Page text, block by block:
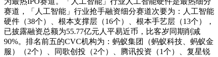
赛道，「人工智能」行业抢手融资细分赛道次要为：人工智能
硬件（38个）、根本支撑层（16个）、根本手艺层（13个），
已披露融资总额为55.77亿元人平易近币，比客岁同期削减
90%。排名前五的CVC机构为：蚂蚁集团（蚂蚁科技、蚂蚁金
服）（2个）、同歌创投（2个）、腾讯投资（1个）、复星锐